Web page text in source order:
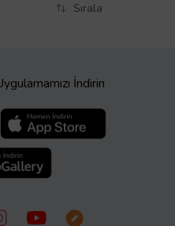
Sırala
İndirin